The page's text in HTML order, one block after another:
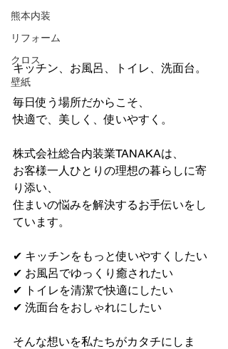
熊本内装
リフォーム
クロス
壁紙
キッチン、お風呂、トイレ、洗面台。
毎日使う場所だからこそ、
快適で、美しく、使いやすく。
株式会社総合内装業TANAKAは、
お客様一人ひとりの理想の暮らしに寄
り添い、
住まいの悩みを解決するお手伝いをし
ています。
✔ キッチンをもっと使いやすくしたい
✔ お風呂でゆっくり癒されたい
✔ トイレを清潔で快適にしたい
✔ 洗面台をおしゃれにしたい
そんな想いを私たちがカタチにしま